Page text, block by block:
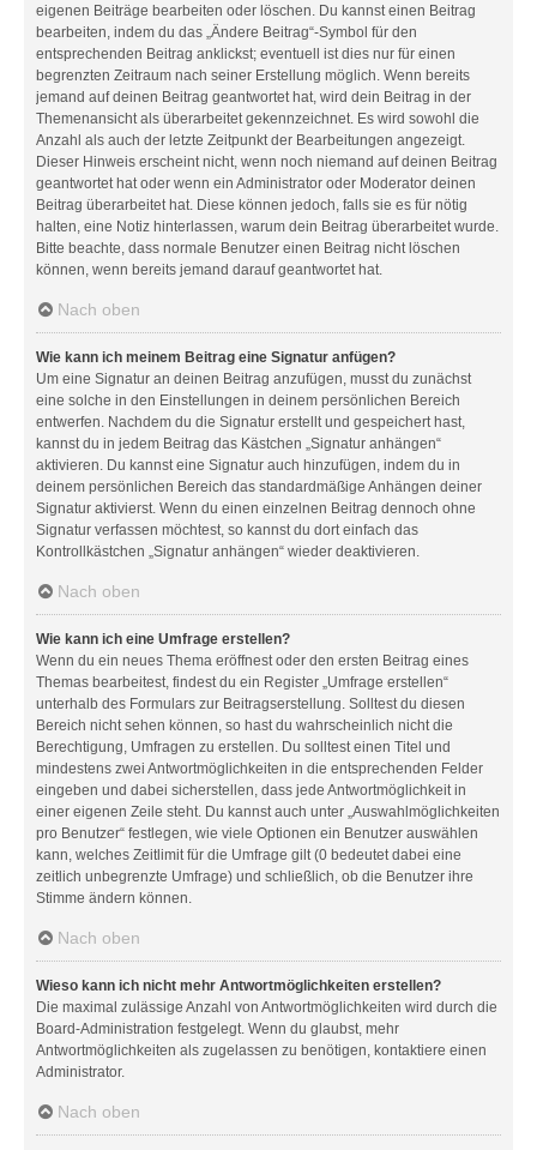
eigenen Beiträge bearbeiten oder löschen. Du kannst einen Beitrag
bearbeiten, indem du das „Ändere Beitrag“-Symbol für den
entsprechenden Beitrag anklickst; eventuell ist dies nur für einen
begrenzten Zeitraum nach seiner Erstellung möglich. Wenn bereits
jemand auf deinen Beitrag geantwortet hat, wird dein Beitrag in der
Themenansicht als überarbeitet gekennzeichnet. Es wird sowohl die
Anzahl als auch der letzte Zeitpunkt der Bearbeitungen angezeigt.
Dieser Hinweis erscheint nicht, wenn noch niemand auf deinen Beitrag
geantwortet hat oder wenn ein Administrator oder Moderator deinen
Beitrag überarbeitet hat. Diese können jedoch, falls sie es für nötig
halten, eine Notiz hinterlassen, warum dein Beitrag überarbeitet wurde.
Bitte beachte, dass normale Benutzer einen Beitrag nicht löschen
können, wenn bereits jemand darauf geantwortet hat.
Nach oben
Wie kann ich meinem Beitrag eine Signatur anfügen?
Um eine Signatur an deinen Beitrag anzufügen, musst du zunächst
eine solche in den Einstellungen in deinem persönlichen Bereich
entwerfen. Nachdem du die Signatur erstellt und gespeichert hast,
kannst du in jedem Beitrag das Kästchen „Signatur anhängen“
aktivieren. Du kannst eine Signatur auch hinzufügen, indem du in
deinem persönlichen Bereich das standardmäßige Anhängen deiner
Signatur aktivierst. Wenn du einen einzelnen Beitrag dennoch ohne
Signatur verfassen möchtest, so kannst du dort einfach das
Kontrollkästchen „Signatur anhängen“ wieder deaktivieren.
Nach oben
Wie kann ich eine Umfrage erstellen?
Wenn du ein neues Thema eröffnest oder den ersten Beitrag eines
Themas bearbeitest, findest du ein Register „Umfrage erstellen“
unterhalb des Formulars zur Beitragserstellung. Solltest du diesen
Bereich nicht sehen können, so hast du wahrscheinlich nicht die
Berechtigung, Umfragen zu erstellen. Du solltest einen Titel und
mindestens zwei Antwortmöglichkeiten in die entsprechenden Felder
eingeben und dabei sicherstellen, dass jede Antwortmöglichkeit in
einer eigenen Zeile steht. Du kannst auch unter „Auswahlmöglichkeiten
pro Benutzer“ festlegen, wie viele Optionen ein Benutzer auswählen
kann, welches Zeitlimit für die Umfrage gilt (0 bedeutet dabei eine
zeitlich unbegrenzte Umfrage) und schließlich, ob die Benutzer ihre
Stimme ändern können.
Nach oben
Wieso kann ich nicht mehr Antwortmöglichkeiten erstellen?
Die maximal zulässige Anzahl von Antwortmöglichkeiten wird durch die
Board-Administration festgelegt. Wenn du glaubst, mehr
Antwortmöglichkeiten als zugelassen zu benötigen, kontaktiere einen
Administrator.
Nach oben